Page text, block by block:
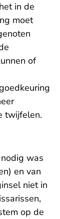
in de
moet
of
twijfelen.
was
en van
niet in
op de